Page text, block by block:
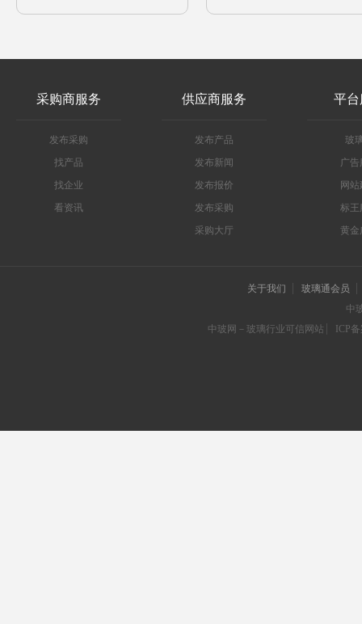
采购商服务
发布采购
找产品
找企业
看资讯
供应商服务
发布产品
发布新闻
发布报价
发布采购
采购大厅
平
玻
广告
网
标王
黄金
关于我们
玻璃通会员
中
中玻网－玻璃行业可信网站
ICP